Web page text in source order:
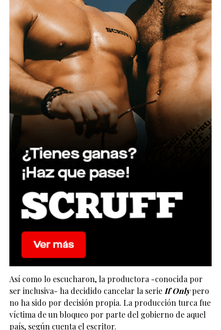
Así como lo escucharon, la productora -conocida por
ser inclusiva- ha decidido cancelar la serie If Only pero
no ha sido por decisión propia. La producción turca fue
víctima de un bloqueo por parte del gobierno de aquel
país, según cuenta el escritor.